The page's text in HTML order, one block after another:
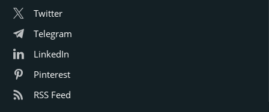
Twitter
Telegram
LinkedIn
Pinterest
RSS Feed